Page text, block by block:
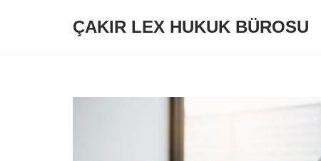
ÇAKIR LEX HUKUK BÜROSU